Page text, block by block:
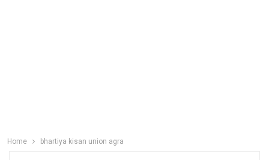
Home bhartiya kisan union agra